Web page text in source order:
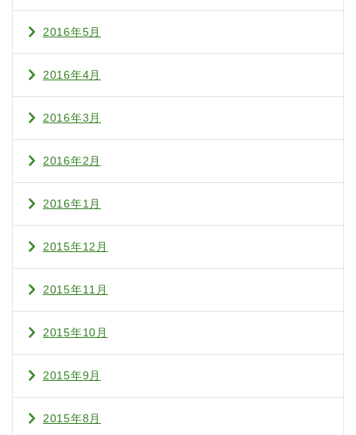
2016年5月
2016年4月
2016年3月
2016年2月
2016年1月
2015年12月
2015年11月
2015年10月
2015年9月
2015年8月